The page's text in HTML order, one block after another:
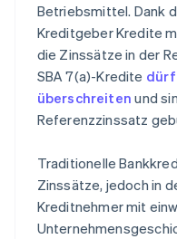
Betriebsmittel. Dank
Kreditgeber Kredite
die Zinssätze in der
SBA 7(a)-Kredite
überschreiten und
Referenzzinssatz
Traditionelle
Zinssätze, jedoch in
Kreditnehmer mit